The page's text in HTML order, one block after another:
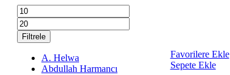
En
düşük
fiyat
yüksek
fiyat
Filtrele
A. Helwa
Abdullah Harmancı
Favorilere Ekle
Sepete Ekle